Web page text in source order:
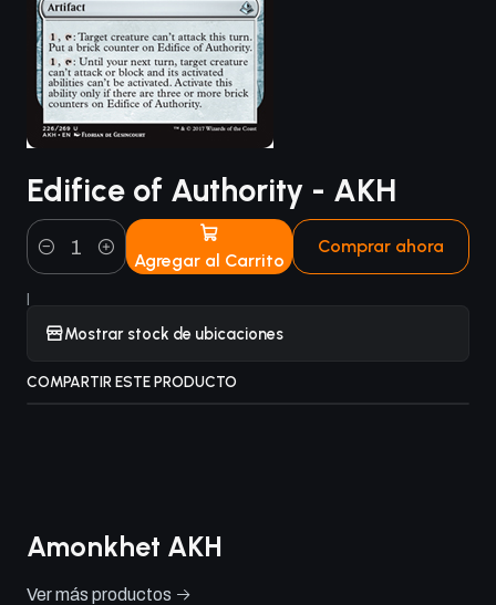
Edifice of Authority - AKH
Cantidad Agregar al Carrito
Comprar ahora
|
Mostrar stock de ubicaciones
COMPARTIR ESTE PRODUCTO
Amonkhet AKH
Ver más productos